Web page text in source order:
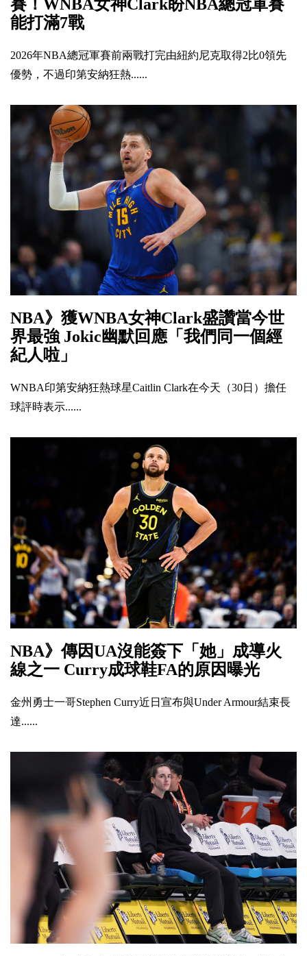
賽！WNBA女神Clark盼NBA總冠軍賽
能打滿7戰
2026年NBA總冠軍賽前兩戰打完由紐約尼克取得2比0領先
優勢，不過印第安納狂熱......
NBA》獲WNBA女神Clark盛讚當今世
界最強 Jokic幽默回應「我們同一個經
紀人啦」
WNBA印第安納狂熱球星Caitlin Clark在今天（30日）擔任
球評時表示......
NBA》傳因UA沒能簽下「她」成導火
線之一 Curry成球鞋FA的原因曝光
金州勇士一哥Stephen Curry近日宣布與Under Armour結束長
達......